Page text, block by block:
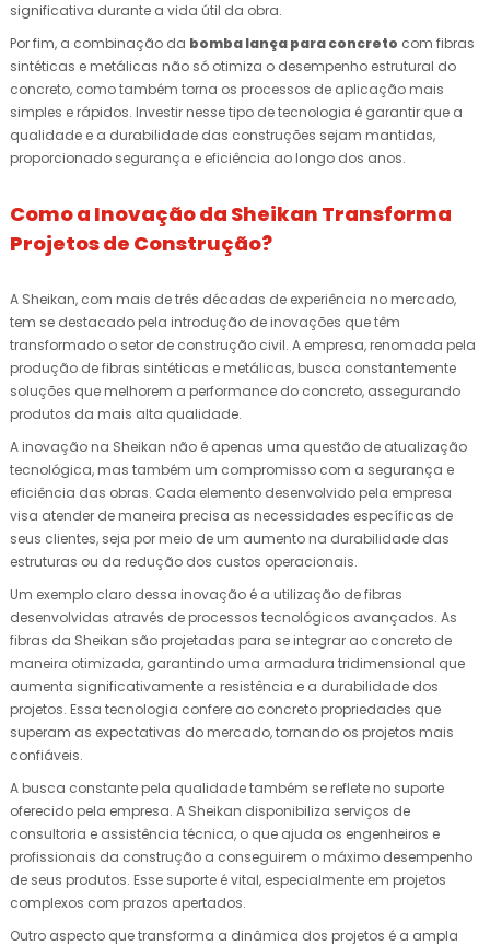
significativa durante a vida útil da obra.
Por fim, a combinação da bomba lança para concreto com fibras
sintéticas e metálicas não só otimiza o desempenho estrutural do
concreto, como também torna os processos de aplicação mais
simples e rápidos. Investir nesse tipo de tecnologia é garantir que a
qualidade e a durabilidade das construções sejam mantidas,
proporcionado segurança e eficiência ao longo dos anos.
Como a Inovação da Sheikan Transforma
Projetos de Construção?
A Sheikan, com mais de três décadas de experiência no mercado,
tem se destacado pela introdução de inovações que têm
transformado o setor de construção civil. A empresa, renomada pela
produção de fibras sintéticas e metálicas, busca constantemente
soluções que melhorem a performance do concreto, assegurando
produtos da mais alta qualidade.
A inovação na Sheikan não é apenas uma questão de atualização
tecnológica, mas também um compromisso com a segurança e
eficiência das obras. Cada elemento desenvolvido pela empresa
visa atender de maneira precisa as necessidades específicas de
seus clientes, seja por meio de um aumento na durabilidade das
estruturas ou da redução dos custos operacionais.
Um exemplo claro dessa inovação é a utilização de fibras
desenvolvidas através de processos tecnológicos avançados. As
fibras da Sheikan são projetadas para se integrar ao concreto de
maneira otimizada, garantindo uma armadura tridimensional que
aumenta significativamente a resistência e a durabilidade dos
projetos. Essa tecnologia confere ao concreto propriedades que
superam as expectativas do mercado, tornando os projetos mais
confiáveis.
A busca constante pela qualidade também se reflete no suporte
oferecido pela empresa. A Sheikan disponibiliza serviços de
consultoria e assistência técnica, o que ajuda os engenheiros e
profissionais da construção a conseguirem o máximo desempenho
de seus produtos. Esse suporte é vital, especialmente em projetos
complexos com prazos apertados.
Outro aspecto que transforma a dinâmica dos projetos é a ampla